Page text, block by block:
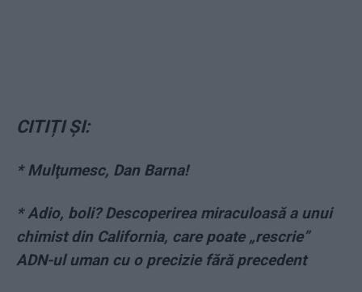
CITIȚI ȘI:
* Mulţumesc, Dan Barna!
* Adio, boli? Descoperirea miraculoasă a unui
chimist din California, care poate „rescrie”
ADN-ul uman cu o precizie fără precedent